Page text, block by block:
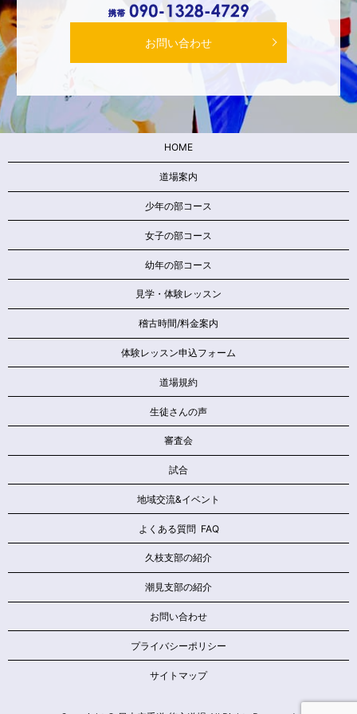
お問い合わせ
HOME
道場案内
少年の部コース
女子の部コース
幼年の部コース
見学・体験レッスン
稽古時間/料金案内
体験レッスン申込フォーム
道場規約
生徒さんの声
審査会
試合
地域交流&イベント
よくある質問 FAQ
久枝支部の紹介
潮見支部の紹介
お問い合わせ
プライバシーポリシー
サイトマップ